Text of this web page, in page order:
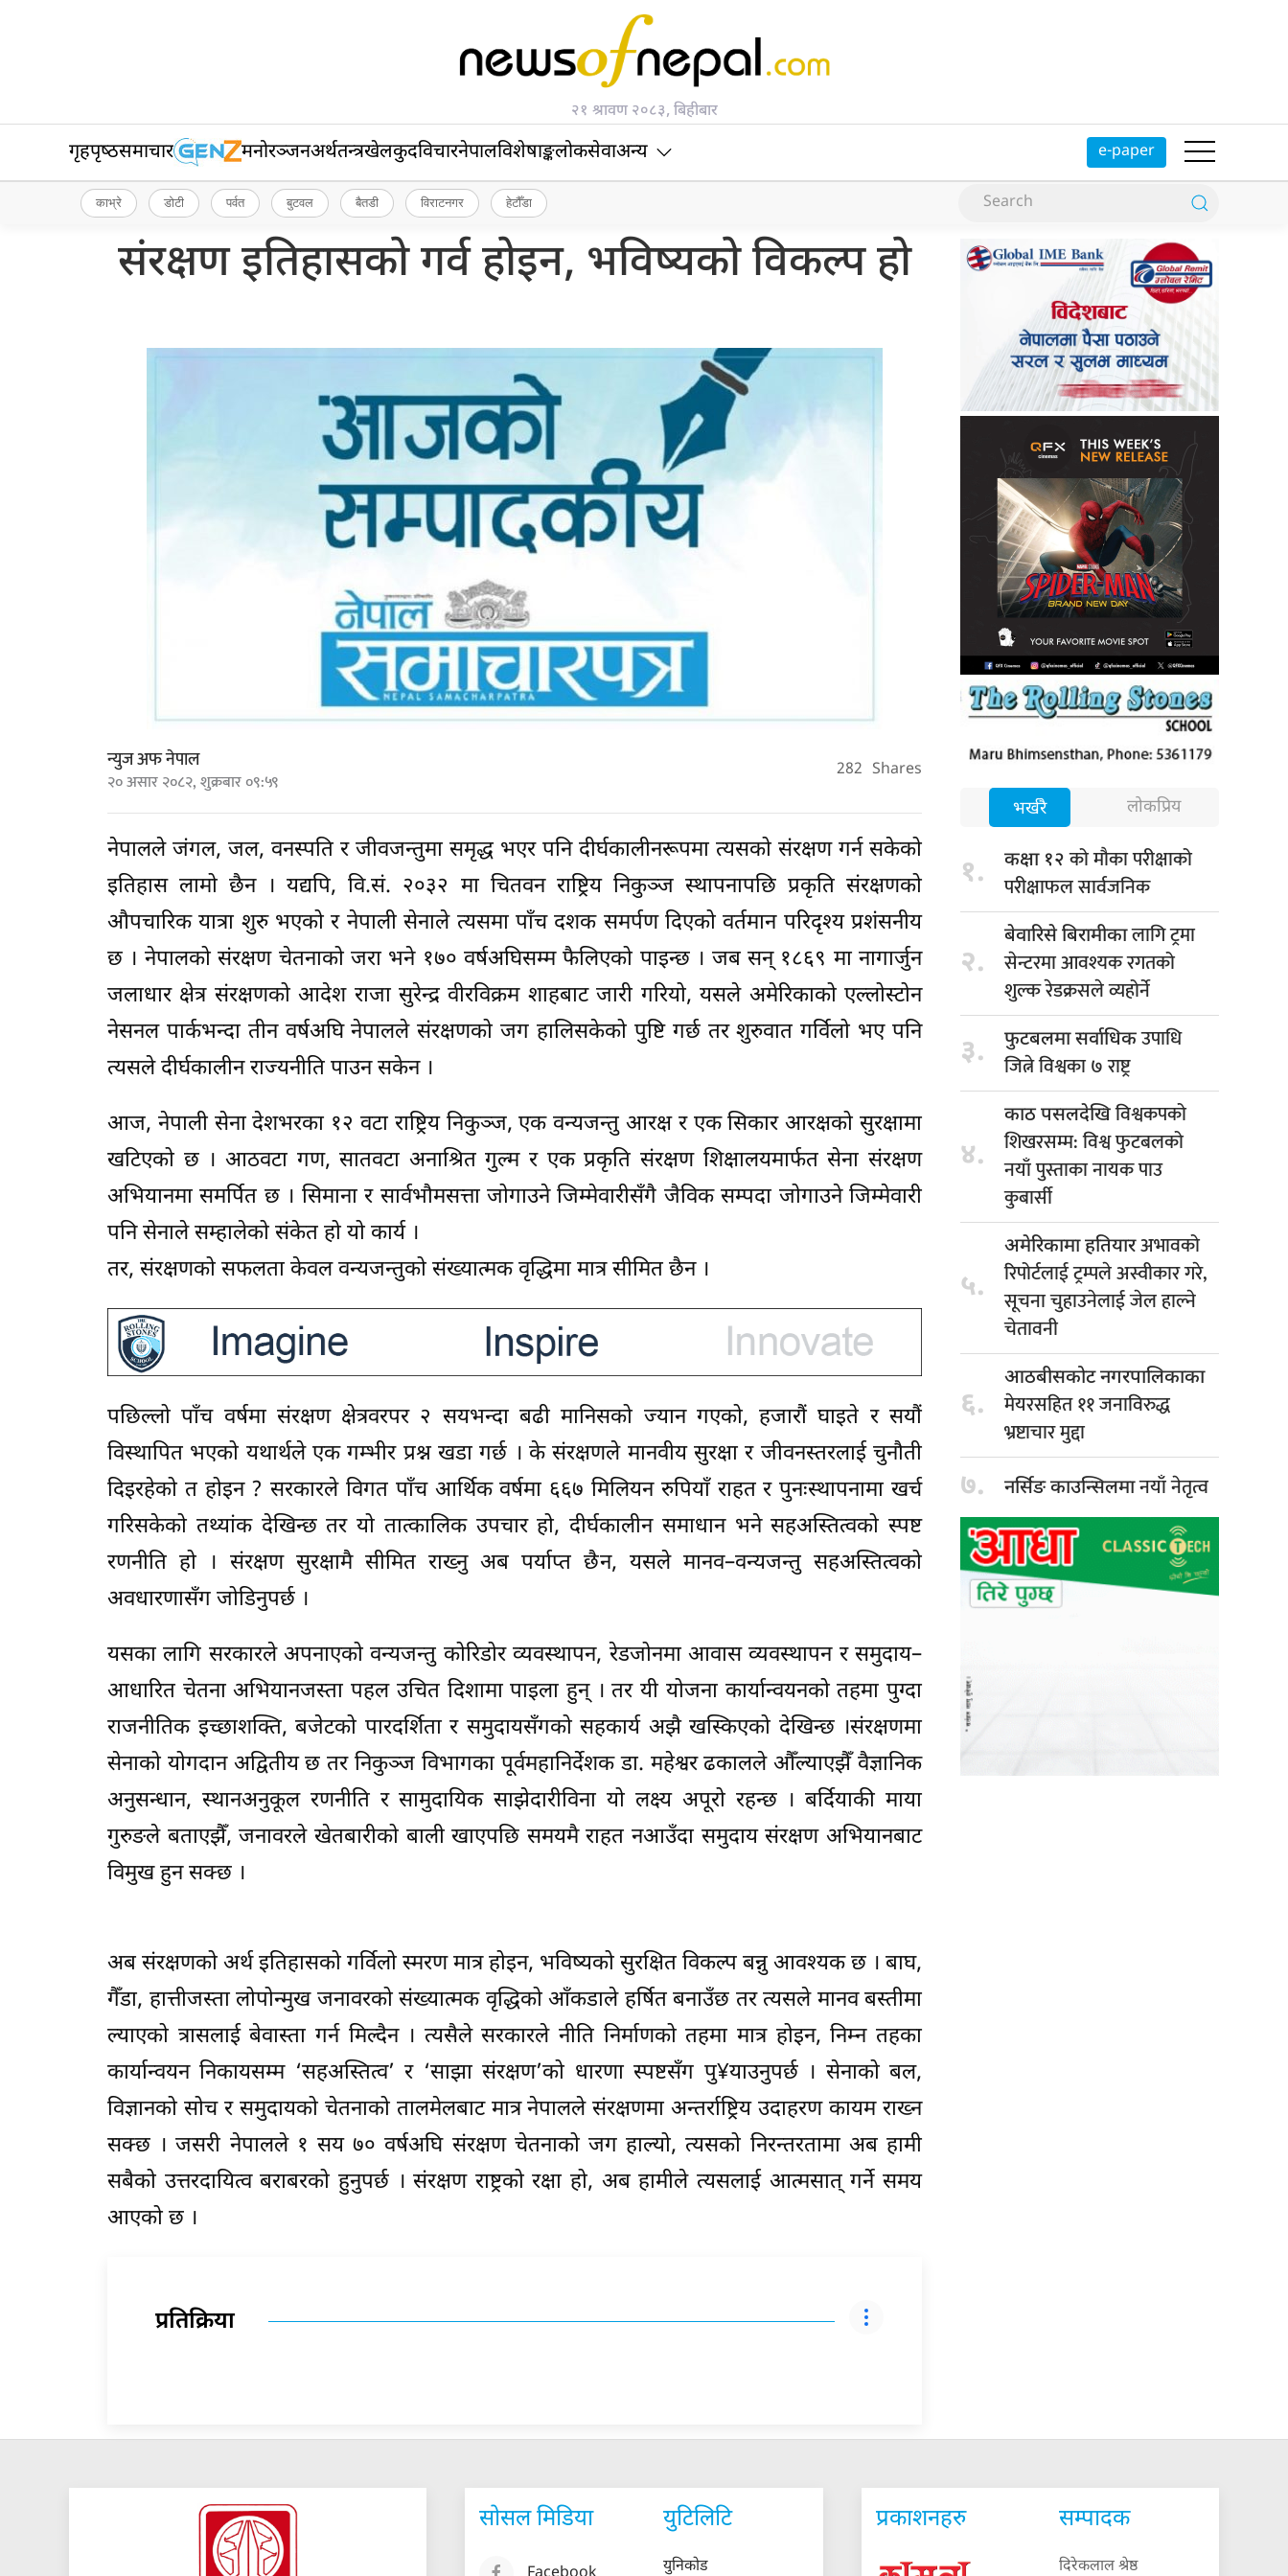
२१ श्रावण २०८३, बिहीबार
गृहपृष्‍ठसमाचार मनोरञ्जनअर्थतन्त्रखेलकुदविचारनेपालविशेषाङ्कलोकसेवाअन्य e-paper
काभ्रे डोटी पर्वत बुटवल बैतडी विराटनगर हेटौँडा
संरक्षण इतिहासको गर्व होइन, भविष्यको विकल्प हो
न्युज अफ नेपाल
२० असार २०८२, शुक्रबार ०९:५९ 282 Shares
नेपालले जंगल, जल, वनस्पति र जीवजन्तुमा समृद्ध भएर पनि दीर्घकालीनरूपमा त्यसको संरक्षण गर्न सकेको
इतिहास लामो छैन । यद्यपि, वि.सं. २०३२ मा चितवन राष्ट्रिय निकुञ्ज स्थापनापछि प्रकृति संरक्षणको
औपचारिक यात्रा शुरु भएको र नेपाली सेनाले त्यसमा पाँच दशक समर्पण दिएको वर्तमान परिदृश्य प्रशंसनीय
छ । नेपालको संरक्षण चेतनाको जरा भने १७० वर्षअघिसम्म फैलिएको पाइन्छ । जब सन् १८६९ मा नागार्जुन
जलाधार क्षेत्र संरक्षणको आदेश राजा सुरेन्द्र वीरविक्रम शाहबाट जारी गरियो, यसले अमेरिकाको एल्लोस्टोन
नेसनल पार्कभन्दा तीन वर्षअघि नेपालले संरक्षणको जग हालिसकेको पुष्टि गर्छ तर शुरुवात गर्विलो भए पनि
त्यसले दीर्घकालीन राज्यनीति पाउन सकेन ।
आज, नेपाली सेना देशभरका १२ वटा राष्ट्रिय निकुञ्ज, एक वन्यजन्तु आरक्ष र एक सिकार आरक्षको सुरक्षामा
खटिएको छ । आठवटा गण, सातवटा अनाश्रित गुल्म र एक प्रकृति संरक्षण शिक्षालयमार्फत सेना संरक्षण
अभियानमा समर्पित छ । सिमाना र सार्वभौमसत्ता जोगाउने जिम्मेवारीसँगै जैविक सम्पदा जोगाउने जिम्मेवारी
पनि सेनाले सम्हालेको संकेत हो यो कार्य ।
तर, संरक्षणको सफलता केवल वन्यजन्तुको संख्यात्मक वृद्धिमा मात्र सीमित छैन ।
पछिल्लो पाँच वर्षमा संरक्षण क्षेत्रवरपर २ सयभन्दा बढी मानिसको ज्यान गएको, हजारौं घाइते र सयौं
विस्थापित भएको यथार्थले एक गम्भीर प्रश्न खडा गर्छ । के संरक्षणले मानवीय सुरक्षा र जीवनस्तरलाई चुनौती
दिइरहेको त होइन ? सरकारले विगत पाँच आर्थिक वर्षमा ६६७ मिलियन रुपियाँ राहत र पुनःस्थापनामा खर्च
गरिसकेको तथ्यांक देखिन्छ तर यो तात्कालिक उपचार हो, दीर्घकालीन समाधान भने सहअस्तित्वको स्पष्ट
रणनीति हो । संरक्षण सुरक्षामै सीमित राख्नु अब पर्याप्त छैन, यसले मानव–वन्यजन्तु सहअस्तित्वको
अवधारणासँग जोडिनुपर्छ ।
यसका लागि सरकारले अपनाएको वन्यजन्तु कोरिडोर व्यवस्थापन, रेडजोनमा आवास व्यवस्थापन र समुदाय–
आधारित चेतना अभियानजस्ता पहल उचित दिशामा पाइला हुन् । तर यी योजना कार्यान्वयनको तहमा पुग्दा
राजनीतिक इच्छाशक्ति, बजेटको पारदर्शिता र समुदायसँगको सहकार्य अझै खस्किएको देखिन्छ ।संरक्षणमा
सेनाको योगदान अद्वितीय छ तर निकुञ्ज विभागका पूर्वमहानिर्देशक डा. महेश्वर ढकालले औँल्याएझैँ वैज्ञानिक
अनुसन्धान, स्थानअनुकूल रणनीति र सामुदायिक साझेदारीविना यो लक्ष्य अपूरो रहन्छ । बर्दियाकी माया
गुरुङले बताएझैँ, जनावरले खेतबारीको बाली खाएपछि समयमै राहत नआउँदा समुदाय संरक्षण अभियानबाट
विमुख हुन सक्छ ।
अब संरक्षणको अर्थ इतिहासको गर्विलो स्मरण मात्र होइन, भविष्यको सुरक्षित विकल्प बन्नु आवश्यक छ । बाघ,
गैँडा, हात्तीजस्ता लोपोन्मुख जनावरको संख्यात्मक वृद्धिको आँकडाले हर्षित बनाउँछ तर त्यसले मानव बस्तीमा
ल्याएको त्रासलाई बेवास्ता गर्न मिल्दैन । त्यसैले सरकारले नीति निर्माणको तहमा मात्र होइन, निम्न तहका
कार्यान्वयन निकायसम्म ‘सहअस्तित्व’ र ‘साझा संरक्षण’को धारणा स्पष्टसँग पु¥याउनुपर्छ । सेनाको बल,
विज्ञानको सोच र समुदायको चेतनाको तालमेलबाट मात्र नेपालले संरक्षणमा अन्तर्राष्ट्रिय उदाहरण कायम राख्न
सक्छ । जसरी नेपालले १ सय ७० वर्षअघि संरक्षण चेतनाको जग हाल्यो, त्यसको निरन्तरतामा अब हामी
सबैको उत्तरदायित्व बराबरको हुनुपर्छ । संरक्षण राष्ट्रको रक्षा हो, अब हामीले त्यसलाई आत्मसात् गर्ने समय
आएको छ ।
प्रतिक्रिया
भर्खरै लोकप्रिय
१. कक्षा १२को मौका परीक्षाको
परीक्षाफल सार्वजनिक
२.
बेवारिसे बिरामीकालागि ट्रमा
सेन्टरमा आवश्यक रगतको
शुल्क रेडक्रसले व्यहोर्ने
३. फुटबलमा सर्वाधिकउपाधि
जित्ने विश्वका ७ राष्ट्र
४.
काठ पसलदेखिविश्वकपको
शिखरसम्म: विश्व फुटबलको
नयाँ पुस्ताका नायक पाउ
कुबार्सी
५.
अमेरिकामा हतियारअभावको
रिपोर्टलाई ट्रम्पले अस्वीकार गरे,
सूचना चुहाउनेलाई जेल हाल्ने
चेतावनी
६.
आठबीसकोट नगरपालिकाका
मेयरसहित ११ जनाविरुद्ध
भ्रष्टाचार मुद्दा
७. नर्सिङ काउन्सिलमानयाँ नेतृत्व
सोसल मिडिया युटिलिटि
युनिकोड
प्रकाशनहरु सम्पादक
दिरेकलाल श्रेष्ठ